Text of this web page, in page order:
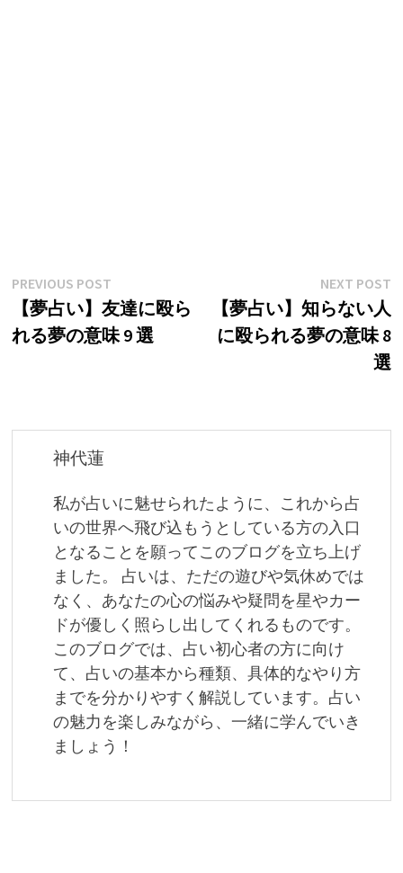
投
稿
ナ
ゲ
PREVIOUS POSTPrevious
post:
【夢占い】友達に殴ら
れる夢の意味 9 選
NEXT POST
【夢占い】知らない人
に殴られる夢の意味 8
選
神代蓮
私が占いに魅せられたように、これから占
いの世界へ飛び込もうとしている方の入口
となることを願ってこのブログを立ち上げ
ました。 占いは、ただの遊びや気休めでは
なく、あなたの心の悩みや疑問を星やカー
ドが優しく照らし出してくれるものです。
このブログでは、占い初心者の方に向け
て、占いの基本から種類、具体的なやり方
までを分かりやすく解説しています。占い
の魅力を楽しみながら、一緒に学んでいき
ましょう！